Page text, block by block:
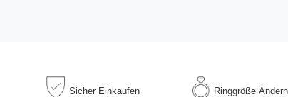
Sicher Einkaufen RinggrößeÄndern